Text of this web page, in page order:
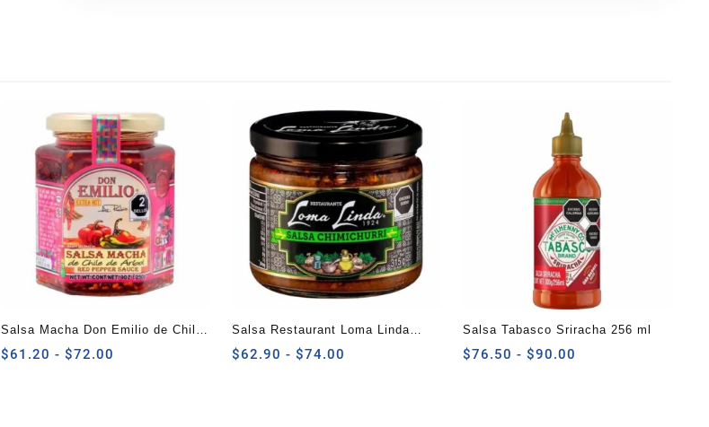
Salsa Macha Don Emilio de Chile
de Árbol 250 G
$61.20 - $72.00
Salsa Restaurant Loma Linda
Chimichurri 315 G
$62.90 - $74.00
Salsa Tabasco Sriracha 256 ml
$76.50 - $90.00